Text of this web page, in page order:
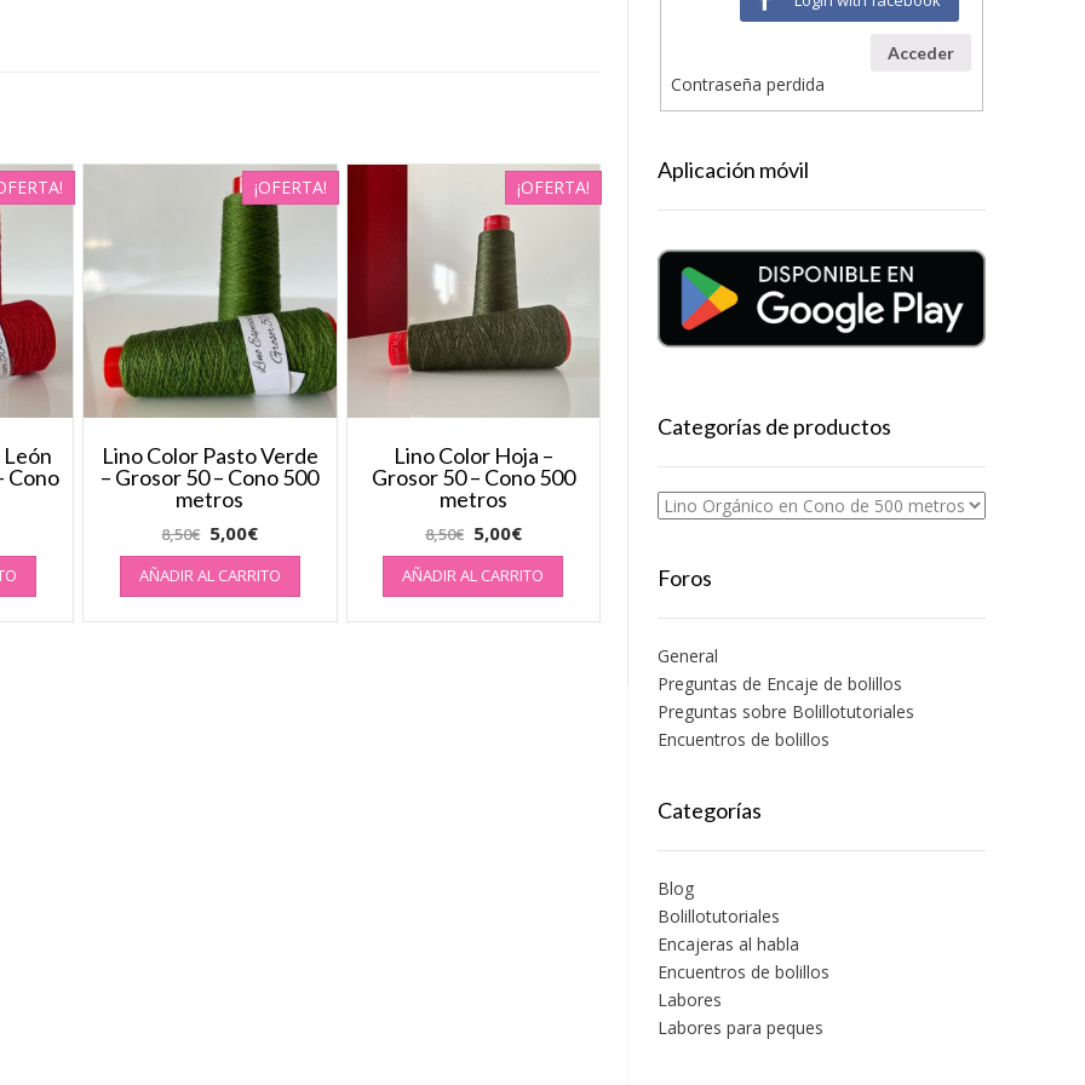
León
Cono
¡OFERTA!
Lino Color Pasto Verde
– Grosor 50 – Cono 500
metros
8,50€ 5,00€
AÑADIR AL CARRITO
¡OFERTA!
Lino Color Hoja –
Grosor 50 – Cono 500
metros
8,50€ 5,00€
AÑADIR AL CARRITO
Acceder
Contraseña perdida
Aplicación móvil
Categorías de productos
Foros
General
Preguntas de Encaje de bolillos
Preguntas sobre Bolillotutoriales
Encuentros de bolillos
Categorías
Blog
Bolillotutoriales
Encajeras al habla
Encuentros de bolillos
Labores
Labores para peques